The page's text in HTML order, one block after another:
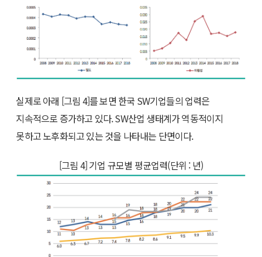
실제로 아래 [그림 4]를 보면 한국 SW기업들의 업력은
지속적으로 증가하고 있다. SW산업 생태계가 역동적이지
못하고 노후화되고 있는 것을 나타내는 단면이다.
[그림 4] 기업 규모별 평균업력(단위 : 년)